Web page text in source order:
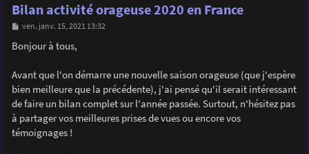
Bilan activité orageuse 2020 en France
M
s
s
e
ven. janv. 15, 2021 13:32
Bonjour à tous,
Avant que l'on démarre une nouvelle saison orageuse (que j'espère
bien meilleure que la précédente), j'ai pensé qu'il serait intéressant
de faire un bilan complet sur l'année passée. Surtout, n'hésitez pas
à partager vos meilleures prises de vues ou encore vos
témoignages !